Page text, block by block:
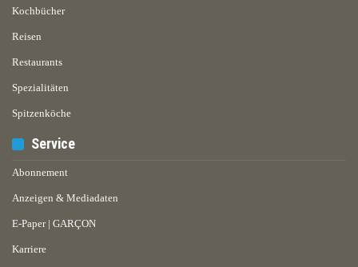
Kochbücher
Reisen
Restaurants
Spezialitäten
Spitzenköche
Service
Abonnement
Anzeigen & Mediadaten
E-Paper | GARÇON
Karriere